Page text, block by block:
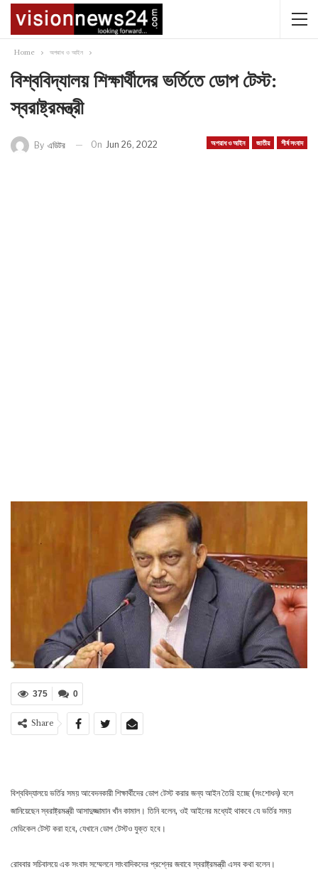
Home অপরাধ ও আইন
বিশ্ববিদ্যালয় শিক্ষার্থীদের ভর্তিতে ডোপ টেস্ট:
স্বরাষ্ট্রমন্ত্রী
অপরাধ ও আইন জাতীয় শীর্ষ সংবাদ
By এডিটর On Jun 26, 2022
0
375
Share
বিশ্ববিদ্যালয়ে ভর্তির সময় আবেদনকারী শিক্ষার্থীদের ডোপ টেস্ট করার জন্য আইন তৈরি হচ্ছে (সংশোধন) বলে
জানিয়েছেন স্বরাষ্ট্রমন্ত্রী আসাদুজ্জামান খাঁন কামাল। তিনি বলেন, ওই আইনের মধ্যেই থাকবে যে ভর্তির সময়
মেডিকেল টেস্ট করা হবে, যেখানে ডোপ টেস্টও যুক্ত হবে।
রোববার সচিবালয়ে এক সংবাদ সম্মেলনে সাংবাদিকদের প্রশ্নের জবাবে স্বরাষ্ট্রমন্ত্রী এসব কথা বলেন।